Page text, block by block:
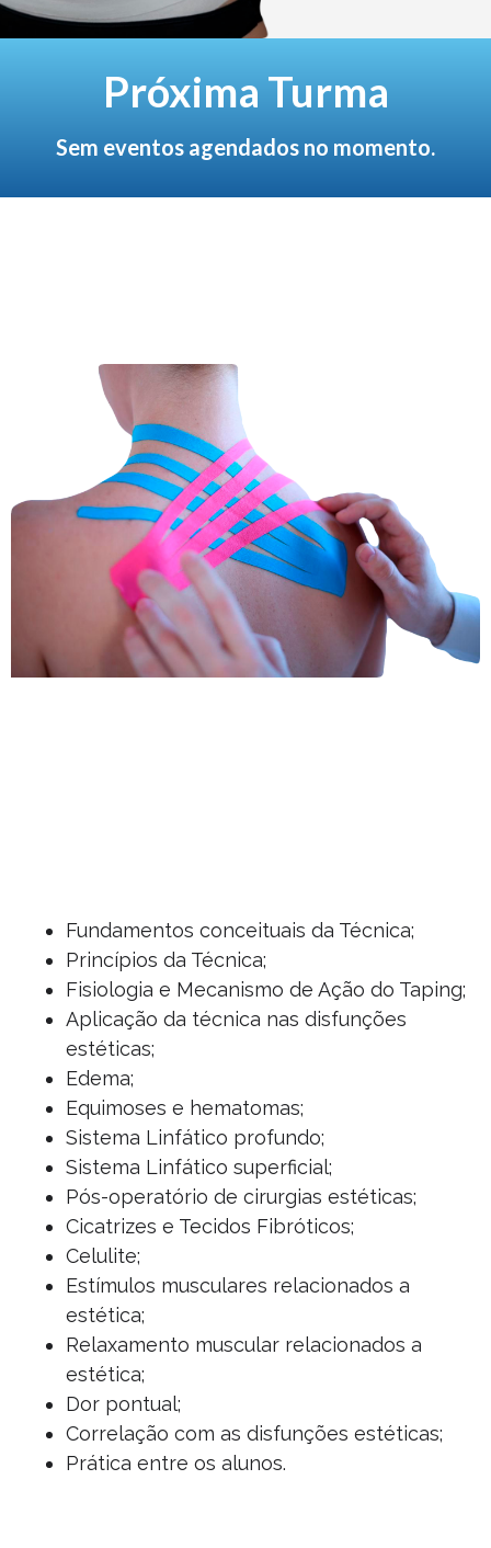
Próxima Turma
Sem eventos agendados no momento.
Fundamentos conceituais da Técnica;
Princípios da Técnica;
Fisiologia e Mecanismo de Ação do Taping;
Aplicação da técnica nas disfunções
estéticas;
Edema;
Equimoses e hematomas;
Sistema Linfático profundo;
Sistema Linfático superficial;
Pós-operatório de cirurgias estéticas;
Cicatrizes e Tecidos Fibróticos;
Celulite;
Estímulos musculares relacionados a
estética;
Relaxamento muscular relacionados a
estética;
Dor pontual;
Correlação com as disfunções estéticas;
Prática entre os alunos.